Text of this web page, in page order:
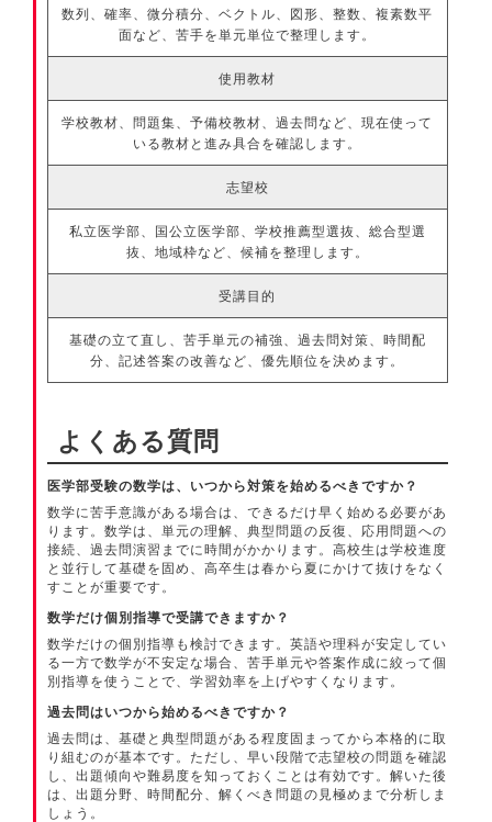
数列、確率、微分積分、ベクトル、図形、整数、複素数平
面など、苦手を単元単位で整理します。
使用教材
学校教材、問題集、予備校教材、過去問など、現在使って
いる教材と進み具合を確認します。
志望校
私立医学部、国公立医学部、学校推薦型選抜、総合型選
抜、地域枠など、候補を整理します。
受講目的
基礎の立て直し、苦手単元の補強、過去問対策、時間配
分、記述答案の改善など、優先順位を決めます。
よくある質問
医学部受験の数学は、いつから対策を始めるべきですか？
数学に苦手意識がある場合は、できるだけ早く始める必要があ
ります。数学は、単元の理解、典型問題の反復、応用問題への
接続、過去問演習までに時間がかかります。高校生は学校進度
と並行して基礎を固め、高卒生は春から夏にかけて抜けをなく
すことが重要です。
数学だけ個別指導で受講できますか？
数学だけの個別指導も検討できます。英語や理科が安定してい
る一方で数学が不安定な場合、苦手単元や答案作成に絞って個
別指導を使うことで、学習効率を上げやすくなります。
過去問はいつから始めるべきですか？
過去問は、基礎と典型問題がある程度固まってから本格的に取
り組むのが基本です。ただし、早い段階で志望校の問題を確認
し、出題傾向や難易度を知っておくことは有効です。解いた後
は、出題分野、時間配分、解くべき問題の見極めまで分析しま
しょう。